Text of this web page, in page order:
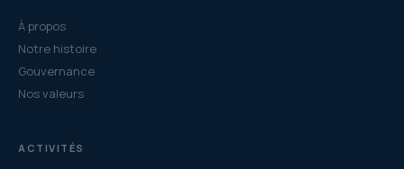
À propos
Notre histoire
Gouvernance
Nos valeurs
ACTIVITÉS